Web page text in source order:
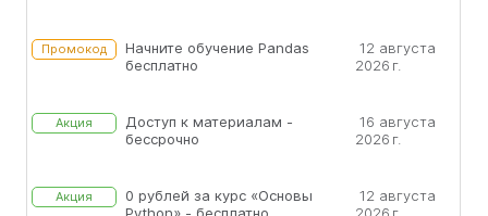
Промокод
Начните обучение Pandas
бесплатно
12 августа
2026 г.
Акция
Доступ к материалам -
бессрочно
16 августа
2026 г.
Акция
0 рублей за курс «Основы
12 августа